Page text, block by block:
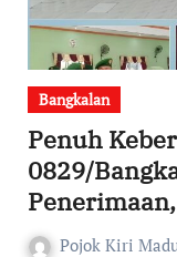
Bangkalan
Penuh
0829/
Pelepasan
Pojok Kiri